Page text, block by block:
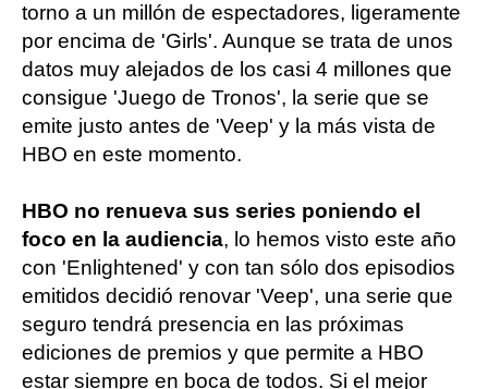
torno a un millón de espectadores, ligeramente
por encima de 'Girls'. Aunque se trata de unos
datos muy alejados de los casi 4 millones que
consigue 'Juego de Tronos', la serie que se
emite justo antes de 'Veep' y la más vista de
HBO en este momento.
HBO no renueva sus series poniendo el
foco en la audiencia, lo hemos visto este año
con 'Enlightened' y con tan sólo dos episodios
emitidos decidió renovar 'Veep', una serie que
seguro tendrá presencia en las próximas
ediciones de premios y que permite a HBO
estar siempre en boca de todos. Si el mejor